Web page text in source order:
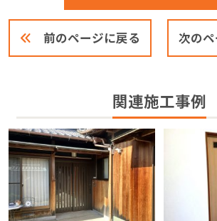
前のページに戻る 次の
関連施工事例